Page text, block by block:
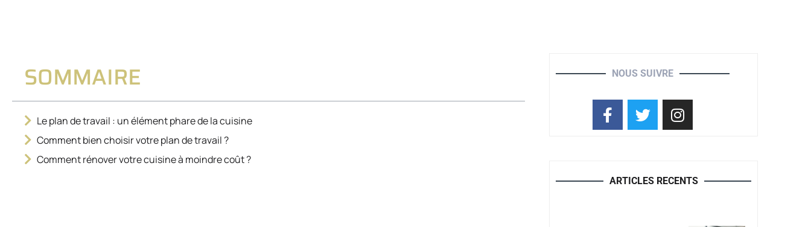
SOMMAIRE
Le plan de travail : un élément phare de la cuisine
Comment bien choisir votre plan de travail ?
Comment rénover votre cuisine à moindre coût ?
NOUS SUIVRE
ARTICLES RECENTS